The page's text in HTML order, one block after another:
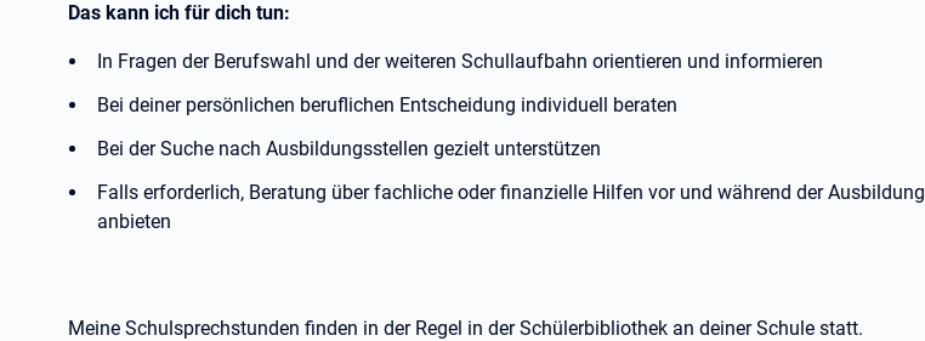
Das kann ich für dich tun:
In Fragen der Berufswahl und der weiteren Schullaufbahn orientieren und informieren
Bei deiner persönlichen beruflichen Entscheidung individuell beraten
Bei der Suche nach Ausbildungsstellen gezielt unterstützen
Falls erforderlich, Beratung über fachliche oder finanzielle Hilfen vor und während der Ausbildung
anbieten
Meine Schulsprechstunden finden in der Regel in der Schülerbibliothek an deiner Schule statt.